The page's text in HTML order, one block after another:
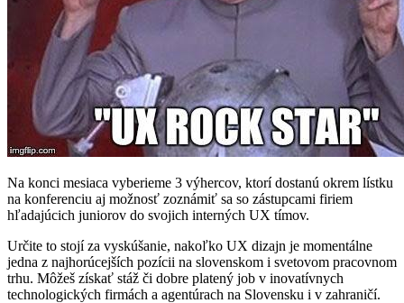
Na konci mesiaca vyberieme 3 výhercov, ktorí dostanú okrem lístku
na konferenciu aj možnosť zoznámiť sa so zástupcami firiem
hľadajúcich juniorov do svojich interných UX tímov.
Určite to stojí za vyskúšanie, nakoľko UX dizajn je momentálne
jedna z najhorúcejších pozícii na slovenskom i svetovom pracovnom
trhu. Môžeš získať stáž či dobre platený job v inovatívnych
technologických firmách a agentúrach na Slovensku i v zahraničí.